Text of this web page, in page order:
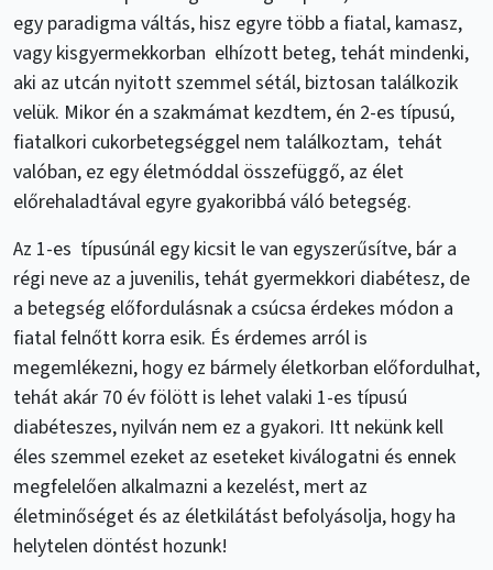
egy paradigma váltás, hisz egyre több a fiatal, kamasz,
vagy kisgyermekkorban elhízott beteg, tehát mindenki,
aki az utcán nyitott szemmel sétál, biztosan találkozik
velük. Mikor én a szakmámat kezdtem, én 2-es típusú,
fiatalkori cukorbetegséggel nem találkoztam, tehát
valóban, ez egy életmóddal összefüggő, az élet
előrehaladtával egyre gyakoribbá váló betegség.
Az 1-es típusúnál egy kicsit le van egyszerűsítve, bár a
régi neve az a juvenilis, tehát gyermekkori diabétesz, de
a betegség előfordulásnak a csúcsa érdekes módon a
fiatal felnőtt korra esik. És érdemes arról is
megemlékezni, hogy ez bármely életkorban előfordulhat,
tehát akár 70 év fölött is lehet valaki 1-es típusú
diabéteszes, nyilván nem ez a gyakori. Itt nekünk kell
éles szemmel ezeket az eseteket kiválogatni és ennek
megfelelően alkalmazni a kezelést, mert az
életminőséget és az életkilátást befolyásolja, hogy ha
helytelen döntést hozunk!